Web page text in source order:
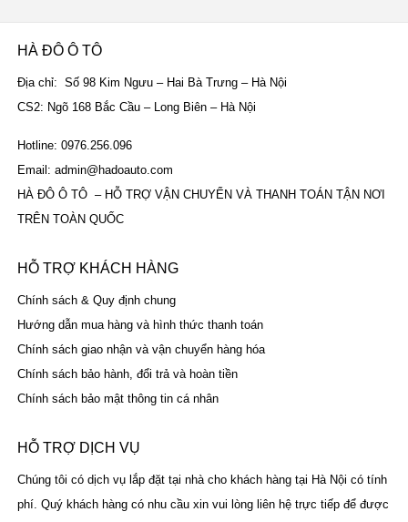
HÀ ĐÔ Ô TÔ
Địa chỉ: Số 98 Kim Ngưu – Hai Bà Trưng – Hà Nội
CS2: Ngõ 168 Bắc Cầu – Long Biên – Hà Nội
Hotline: 0976.256.096
Email: admin@hadoauto.com
HÀ ĐÔ Ô TÔ – HỖ TRỢ VẬN CHUYỂN VÀ THANH TOÁN TẬN NƠI
TRÊN TOÀN QUỐC
HỖ TRỢ KHÁCH HÀNG
Chính sách & Quy định chung
Hướng dẫn mua hàng và hình thức thanh toán
Chính sách giao nhận và vận chuyển hàng hóa
Chính sách bảo hành, đổi trả và hoàn tiền
Chính sách bảo mật thông tin cá nhân
HỖ TRỢ DỊCH VỤ
Chúng tôi có dịch vụ lắp đặt tại nhà cho khách hàng tại Hà Nội có tính
phí. Quý khách hàng có nhu cầu xin vui lòng liên hệ trực tiếp để được